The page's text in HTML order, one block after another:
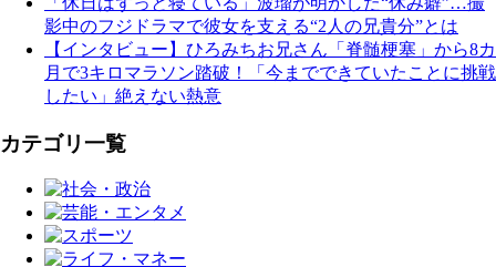
影中のフジドラマで彼女を支える“2人の兄貴分”とは
【インタビュー】ひろみちお兄さん「脊髄梗塞」から8カ
月で3キロマラソン踏破！「今までできていたことに挑戦
したい」絶えない熱意
カテゴリ一覧